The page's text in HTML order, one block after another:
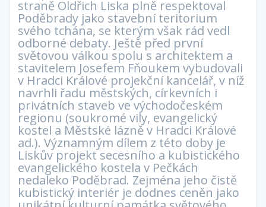
straně Oldřich Liska plně respektoval
Poděbrady jako stavební teritorium
svého tchána, se kterým však rád vedl
odborné debaty. Ještě před první
světovou válkou spolu s architektem a
stavitelem Josefem Fňoukem vybudovali
v Hradci Králové projekční kancelář, v níž
navrhli řadu městských, církevních i
privátních staveb ve východočeském
regionu (soukromé vily, evangelický
kostel a Městské lázně v Hradci Králové
ad.). Významným dílem z této doby je
Liskův projekt secesního a kubistického
evangelického kostela v Pečkách
nedaleko Poděbrad. Zejména jeho čistě
kubistický interiér je dodnes ceněn jako